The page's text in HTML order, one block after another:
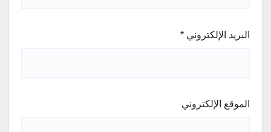
البريد الإلكتروني *
الموقع الإلكتروني